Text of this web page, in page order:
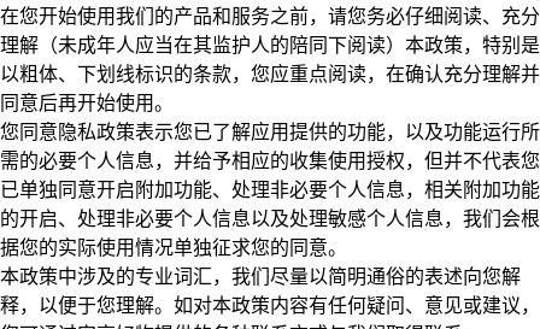
在您开始使用我们的产品和服务之前，请您务必仔细阅读、充分
理解（未成年人应当在其监护人的陪同下阅读）本政策，特别是
以粗体、下划线标识的条款，您应重点阅读，在确认充分理解并
同意后再开始使用。
您同意隐私政策表示您已了解应用提供的功能，以及功能运行所
需的必要个人信息，并给予相应的收集使用授权，但并不代表您
已单独同意开启附加功能、处理非必要个人信息，相关附加功能
的开启、处理非必要个人信息以及处理敏感个人信息，我们会根
据您的实际使用情况单独征求您的同意。
本政策中涉及的专业词汇，我们尽量以简明通俗的表述向您解
释，以便于您理解。 如对本政策内容有任何疑问、意见或建议，